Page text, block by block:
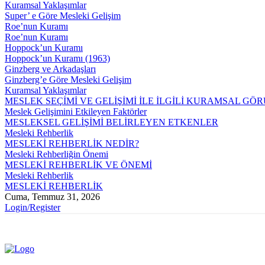
Kuramsal Yaklaşımlar
Super’ e Göre Mesleki Gelişim
Roe’nun Kuramı
Roe’nun Kuramı
Hoppock’un Kuramı
Hoppock’un Kuramı (1963)
Ginzberg ve Arkadaşları
Ginzberg’e Göre Mesleki Gelişim
Kuramsal Yaklaşımlar
MESLEK SEÇİMİ VE GELİŞİMİ İLE İLGİLİ KURAMSAL
Meslek Gelişimini Etkileyen Faktörler
MESLEKSEL GELİŞİMİ BELİRLEYEN ETKENLER
Mesleki Rehberlik
MESLEKİ REHBERLİK NEDİR?
Mesleki Rehberliğin Önemi
MESLEKİ REHBERLİK VE ÖNEMİ
Mesleki Rehberlik
MESLEKİ REHBERLİK
Cuma, Temmuz 31, 2026
Login/Register